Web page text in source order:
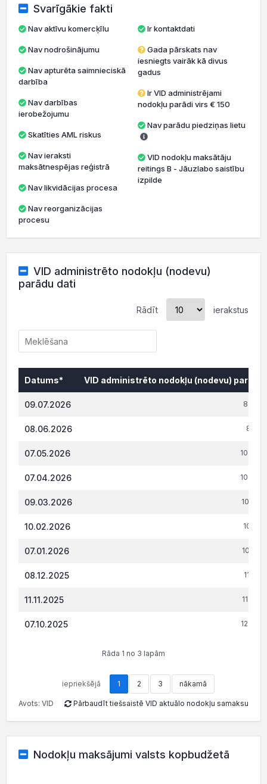
Svarīgākie fakti
Nav aktīvu komercķīlu
Nav nodrošinājumu
darbība
ierobežojumu
Skatīties AML riskus
maksātnespējas reģistrā
Nav likvidācijas procesa
procesu
Ir kontaktdati
Gada pārskats nav
iesniegts vairāk kā divus
gadus
Ir VID administrējami
nodokļu parādi virs € 150
Nav parādu piedziņas lietu
VID nodokļu maksātāju
reitings B - Jāuzlabo saistību
izpilde
VID administrēto nodokļu (nodevu)
parādu dati
Rādīt ierakstus
Datums*
VID administrēto nodokļu (nodevu)
09.07.2026 8
08.06.2026 8
07.05.2026 10
07.04.2026 10
09.03.2026 10
10.02.2026 10
07.01.2026 10
08.12.2025 11
11.11.2025 11
07.10.2025 12
Rāda 1 no 3 lapām
iepriekšējā 1 2 3 nākamā
Avots: VID Pārbaudīt tiešsaistē VID aktuālo nodokļu samaksu
Nodokļu maksājumi valsts kopbudžetā